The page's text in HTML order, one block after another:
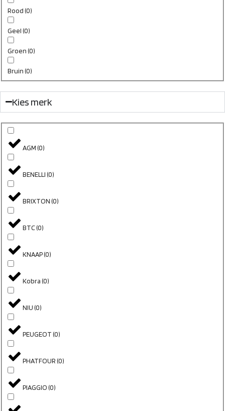
Rood(0)
Geel(0)
Groen(0)
Bruin(0)
Kies merk
AGM(0)
BENELLI(0)
BRIXTON(0)
BTC(0)
KNAAP(0)
Kobra(0)
NIU(0)
PEUGEOT(0)
PHATFOUR(0)
PIAGGIO(0)